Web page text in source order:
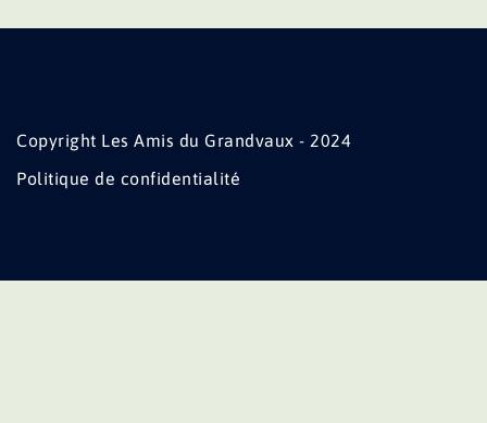
Copyright Les Amis du Grandvaux - 2024
Politique de confidentialité